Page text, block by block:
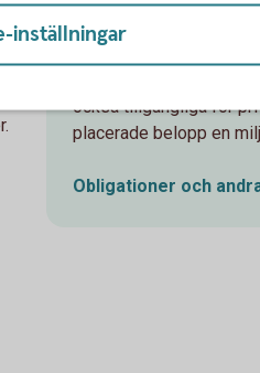
sätt att få ränta på
privatperson är det
och räntefonder som
också tillgängliga för
placerade belopp en
Obligationer och
inställningar